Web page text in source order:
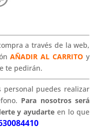
a través de la web,
AÑADIR AL CARRITO y
te pedirán.
personal puedes realizar
Para nosotros será
y ayudarte en lo que